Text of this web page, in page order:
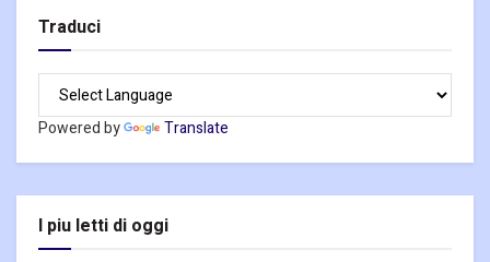
Traduci
Powered by Translate
I piu letti di oggi